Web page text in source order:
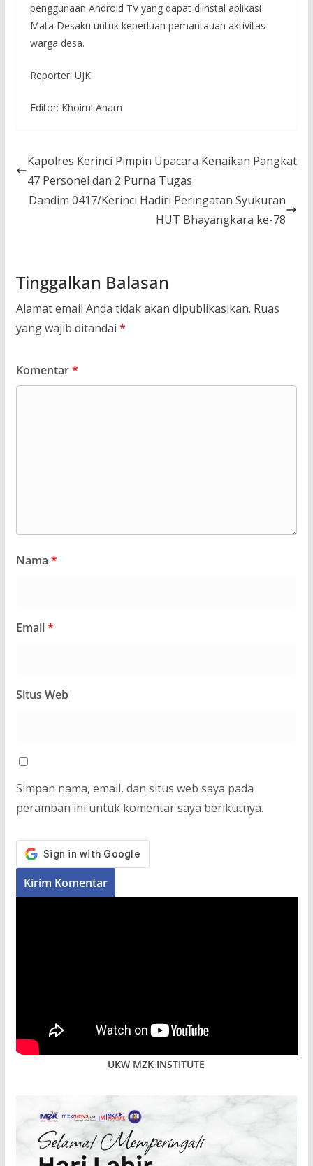
penggunaan Android TV yang dapat diinstal aplikasi
Mata Desaku untuk keperluan pemantauan aktivitas
warga desa.
Reporter: UjK
Editor: Khoirul Anam
Kapolres Kerinci Pimpin Upacara Kenaikan Pangkat
47 Personel dan 2 Purna Tugas
Dandim 0417/Kerinci Hadiri Peringatan Syukuran
HUT Bhayangkara ke-78
Tinggalkan Balasan
Alamat email Anda tidak akan dipublikasikan. Ruas
yang wajib ditandai *
Komentar*
Nama *
Email*
Situs Web
Simpan nama, email, dan situs web saya pada
peramban ini untuk komentar saya berikutnya.
UKW MZK INSTITUTE